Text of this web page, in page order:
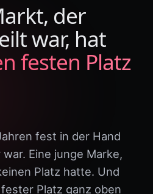
der
war, hat
festen Platz
fest in der Hand
Eine junge Marke,
Platz hatte. Und
Platz ganz oben